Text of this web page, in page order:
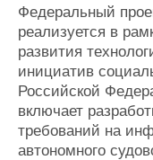
Федеральный
реализуется в
развития
инициатив
Российской
включает
требований на
автономного